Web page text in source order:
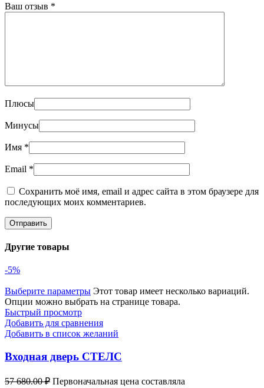
Ваш отзыв *
Плюсы
Минусы
Имя *
Email *
Сохранить моё имя, email и адрес сайта в этом браузере для
последующих моих комментариев.
Другие товары
-5%
Выберите параметры Этот товар имеет несколько вариаций.
Опции можно выбрать на странице товара.
Быстрый просмотр
Добавить для сравнения
Добавить в список желаний
Входная дверь СТЕЛС
57 680.00₽ Первоначальная цена составляла